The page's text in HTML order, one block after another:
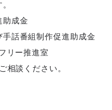
助成金
手話番組制作促進助成金
リー推進室
相談ください。